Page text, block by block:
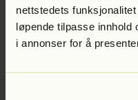
nettstedets
løpende tilpasse innhold
i annonser for å